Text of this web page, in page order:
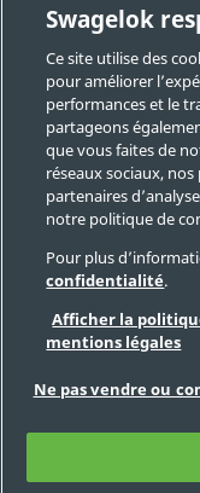
Ne pas vendre
Swagelok
Ce site utilise des
pour améliorer
performances et le
partageons
que vous faites de
réseaux sociaux,
partenaires
notre politique de
Pour plus
confidentialité.
Afficher la
mentions légales
Ne pas vendre ou